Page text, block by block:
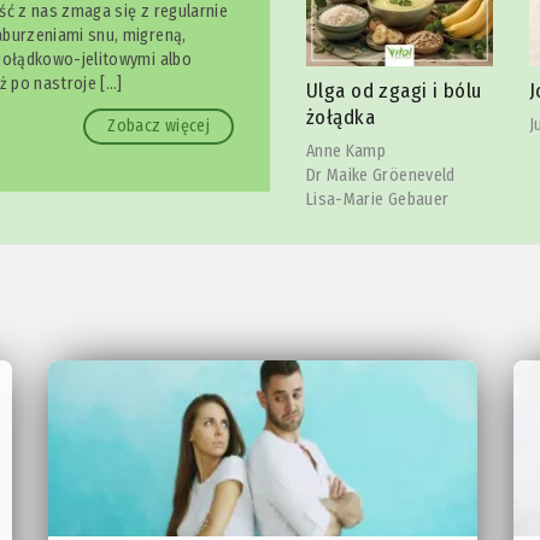
z nas zmaga się z regularnie
snu, migreną,
jelitowymi albo
po nastroje […]
Zobacz więcej
Ulga od zgagi i bólu
żołądka
Anne Kamp
Joga szczęki
Julia Reindl